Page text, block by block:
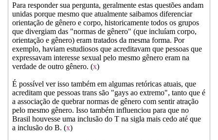
Para responder sua pergunta, geralmente estas questões andam
unidas porque mesmo que atualmente saibamos diferenciar
orientação de gênero e corpo, historicamente todos os grupos
que divergiam das "normas de gênero" (que incluíam corpo,
orientação e gênero) eram tratados da mesma forma. Por
exemplo, haviam estudiosos que acreditavam que pessoas que
expressavam interesse sexual pelo mesmo gênero eram na
verdade de outro gênero. (x)
É possível ver isso também em algumas retóricas atuais, que
acreditam que pessoas trans são "gays ao extremo", tanto que é
a associação de quebrar normas de gênero com sentir atração
pelo mesmo gênero. Isso também influenciou para que no
Brasil houvesse uma inclusão do T na sigla mais cedo até que
a inclusão do B. (x)